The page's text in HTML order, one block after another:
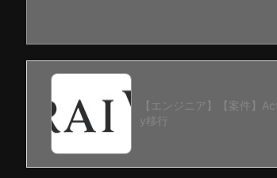
【エンジニア】【案件】
y移行